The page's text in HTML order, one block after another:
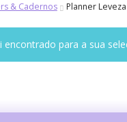
& Cadernos Planner Leveza
para a sua